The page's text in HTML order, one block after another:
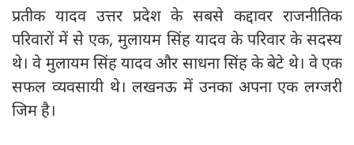
प्रतीक यादव उत्तर प्रदेश के सबसे कद्दावर राजनीतिक
परिवारों में से एक, मुलायम सिंह यादव के परिवार के सदस्य
थे। वे मुलायम सिंह यादव और साधना सिंह के बेटे थे। वे एक
सफल व्यवसायी थे। लखनऊ में उनका अपना एक लग्जरी
जिम है।